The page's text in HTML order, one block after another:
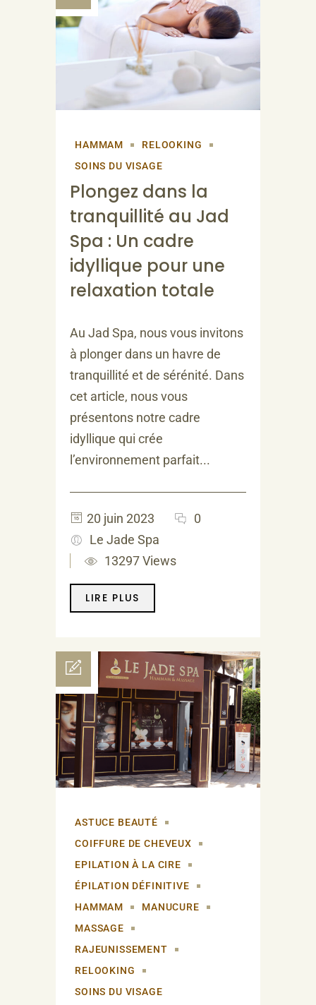
HAMMAM
RELOOKING
SOINS DU VISAGE
Plongez dans la
tranquillité au Jad
Spa : Un cadre
idyllique pour une
relaxation totale
Au Jad Spa, nous vous invitons
à plonger dans un havre de
tranquillité et de sérénité. Dans
cet article, nous vous
présentons notre cadre
idyllique qui crée
l’environnement parfait...
20 juin 2023
0
Le Jade Spa
13297 Views
LIRE PLUS
ASTUCE BEAUTÉ
COIFFURE DE CHEVEUX
EPILATION À LA CIRE
ÉPILATION DÉFINITIVE
HAMMAM
MANUCURE
MASSAGE
RAJEUNISSEMENT
RELOOKING
SOINS DU VISAGE